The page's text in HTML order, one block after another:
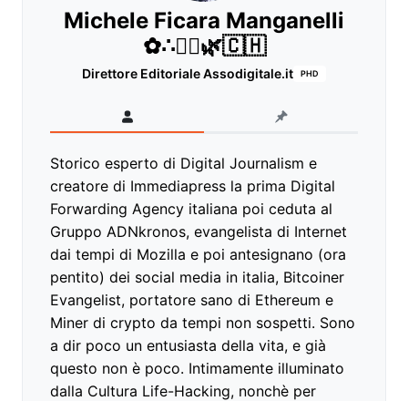
Michele Ficara Manganelli
✿∴♛🌿🇨🇭
Direttore Editoriale Assodigitale.it PHD
Storico esperto di Digital Journalism e
creatore di Immediapress la prima Digital
Forwarding Agency italiana poi ceduta al
Gruppo ADNkronos, evangelista di Internet
dai tempi di Mozilla e poi antesignano (ora
pentito) dei social media in italia, Bitcoiner
Evangelist, portatore sano di Ethereum e
Miner di crypto da tempi non sospetti. Sono
a dir poco un entusiasta della vita, e già
questo non è poco. Intimamente illuminato
dalla Cultura Life-Hacking, nonchè per